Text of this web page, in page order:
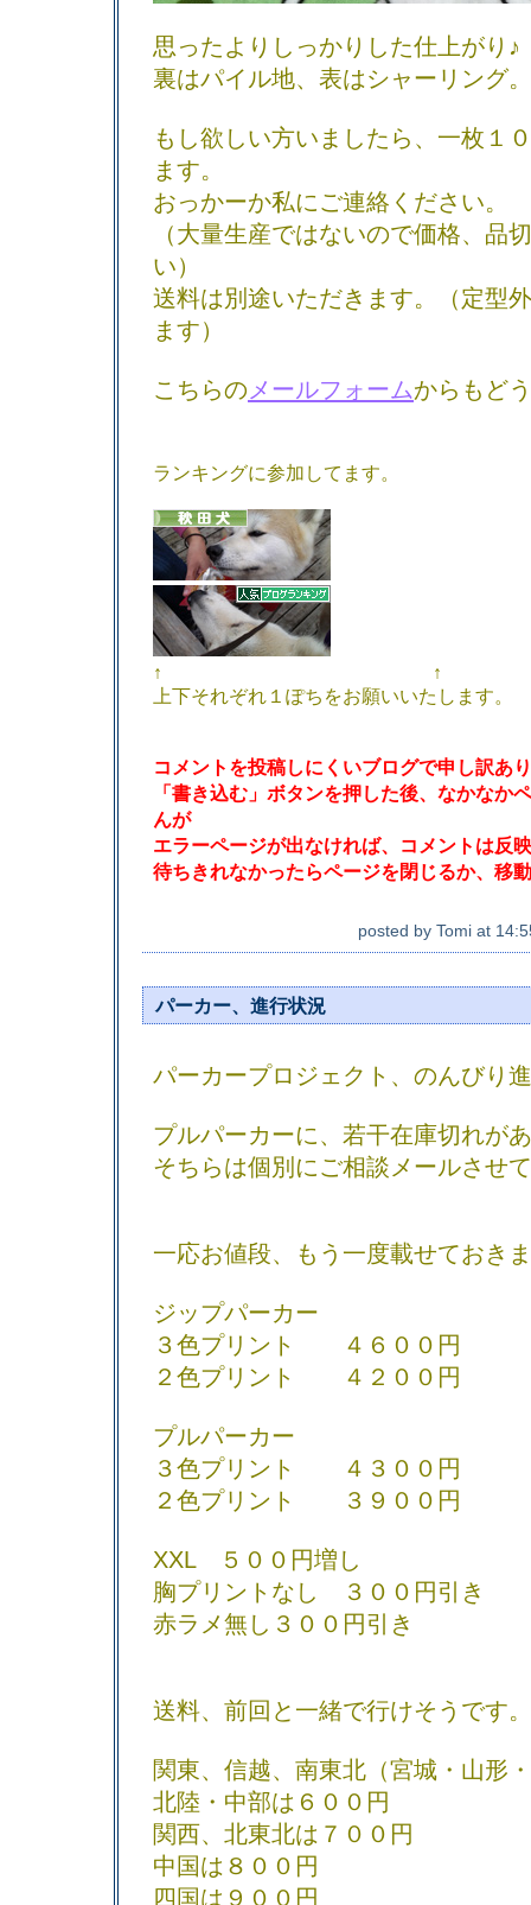
思ったよりしっかりした仕上がり♪
裏はパイル地、表はシャーリング。
もし欲しい方いましたら、一枚１
ます。
おっかーか私にご連絡ください。
（大量生産ではないので価格、品
い）
送料は別途いただきます。（定型
ます）
こちらの メールフォームからもど
ランキングに参加してます。
↑ ↑
上下それぞれ１ぽちをお願いいたします。
コメントを投稿しにくいブログで申し訳あ
「書き込む」ボタンを押した後、なかなか
んが
エラーページが出なければ、コメントは反
待ちきれなかったらページを閉じるか、移
posted by Tomi at
パーカー、進行状況
パーカープロジェクト、のんびり
プルパーカーに、若干在庫切れが
そちらは個別にご相談メールさせ
一応お値段、もう一度載せておき
ジップパーカー
３色プリント ４６００円
２色プリント ４２００円
プルパーカー
３色プリント ４３００円
２色プリント ３９００円
XXL ５００円増し
胸プリントなし ３００円引き
赤ラメ無し３００円引き
送料、前回と一緒で行けそうです。
関東、信越、南東北（宮城・山形
北陸・中部は６００円
関西、北東北は７００円
中国は８００円
四国は９００円